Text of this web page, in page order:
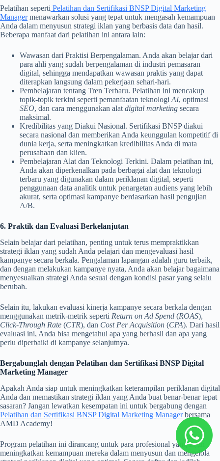
Pelatihan seperti Pelatihan dan Sertifikasi BNSP Digital Marketing
Managermenawarkan solusi yang tepat untuk mengasah kemampuan
Anda dalam menyusun strategi iklan yang berbasis data dan hasil.
Beberapa manfaat dari pelatihan ini antara lain:
Wawasan dari Praktisi Berpengalaman. Anda akan belajar dari
para ahli yang sudah berpengalaman di industri pemasaran
digital, sehingga mendapatkan wawasan praktis yang dapat
diterapkan langsung dalam pekerjaan sehari-hari.
Pembelajaran tentang Tren Terbaru. Pelatihan ini mencakup
topik-topik terkini seperti pemanfaatan teknologiAI, optimasi
SEO, dan cara menggunakan alatdigital marketing secara
maksimal.
Kredibilitas yang Diakui Nasional. Sertifikasi BNSP diakui
secara nasional dan memberikan Anda keunggulan kompetitif di
dunia kerja, serta meningkatkan kredibilitas Anda di mata
perusahaan dan klien.
Pembelajaran Alat dan Teknologi Terkini. Dalam pelatihan ini,
Anda akan diperkenalkan pada berbagai alat dan teknologi
terbaru yang digunakan dalam periklanan digital, seperti
penggunaan data analitik untuk penargetan audiens yang lebih
akurat, serta optimasi kampanye berdasarkan hasil pengujian
A/B.
6. Praktik dan Evaluasi Berkelanjutan
Selain belajar dari pelatihan, penting untuk terus mempraktikkan
strategi iklan yang sudah Anda pelajari dan mengevaluasi hasil
kampanye secara berkala. Pengalaman lapangan adalah guru terbaik,
dan dengan melakukan kampanye nyata, Anda akan belajar bagaimana
menyesuaikan strategi Anda sesuai dengan kondisi pasar yang selalu
berubah.
Selain itu, lakukan evaluasi kinerja kampanye secara berkala dengan
menggunakan metrik-metrik seperti Return on Ad Spend (ROAS),
Click-Through Rate (CTR), dan Cost Per Acquisition (CPA). Dari hasil
evaluasi ini, Anda bisa mengetahui apa yang berhasil dan apa yang
perlu diperbaiki di kampanye selanjutnya.
Bergabunglah dengan Pelatihan dan Sertifikasi BNSP Digital
Marketing Manager
Apakah Anda siap untuk meningkatkan keterampilan periklanan digital
Anda dan memastikan strategi iklan yang Anda buat benar-benar tepat
sasaran? Jangan lewatkan kesempatan ini untuk bergabung dengan
Pelatihan dan Sertifikasi BNSP Digital Marketing Managerbersama
AMD Academy!
Program pelatihan ini dirancang untuk para profesional yang ingin
meningkatkan kemampuan mereka dalam menyusun dan mengelola